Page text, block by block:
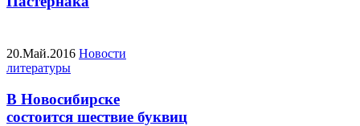
20.Май.2016 Новости
литературы
В Новосибирске
состоится шествие буквиц